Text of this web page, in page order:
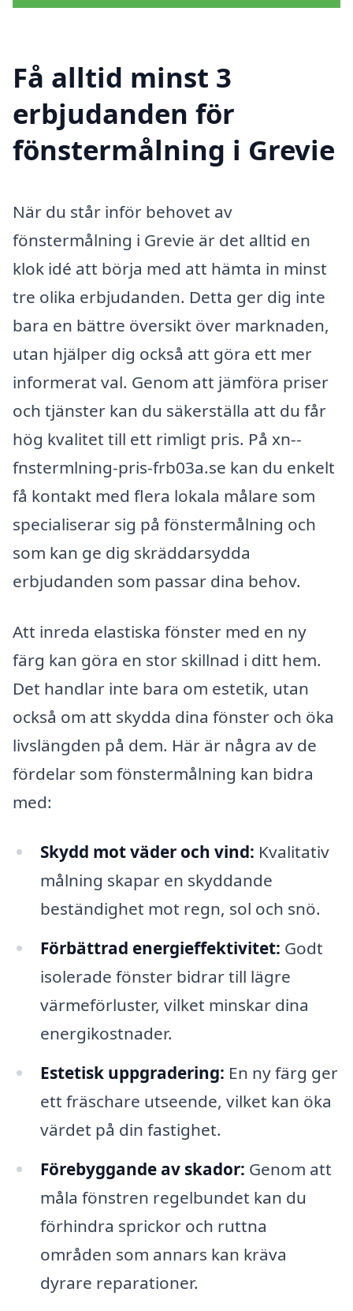
Få alltid minst 3
erbjudanden för
fönstermålning i Grevie
När du står inför behovet av
fönstermålning i Grevie är det alltid en
klok idé att börja med att hämta in minst
tre olika erbjudanden. Detta ger dig inte
bara en bättre översikt över marknaden,
utan hjälper dig också att göra ett mer
informerat val. Genom att jämföra priser
och tjänster kan du säkerställa att du får
hög kvalitet till ett rimligt pris. På xn--
fnstermlning-pris-frb03a.se kan du enkelt
få kontakt med flera lokala målare som
specialiserar sig på fönstermålning och
som kan ge dig skräddarsydda
erbjudanden som passar dina behov.
Att inreda elastiska fönster med en ny
färg kan göra en stor skillnad i ditt hem.
Det handlar inte bara om estetik, utan
också om att skydda dina fönster och öka
livslängden på dem. Här är några av de
fördelar som fönstermålning kan bidra
med:
Skydd mot väder och vind: Kvalitativ
målning skapar en skyddande
beständighet mot regn, sol och snö.
Förbättrad energieffektivitet: Godt
isolerade fönster bidrar till lägre
värmeförluster, vilket minskar dina
energikostnader.
Estetisk uppgradering: En ny färg ger
ett fräschare utseende, vilket kan öka
värdet på din fastighet.
Förebyggande av skador: Genom att
måla fönstren regelbundet kan du
förhindra sprickor och ruttna
områden som annars kan kräva
dyrare reparationer.